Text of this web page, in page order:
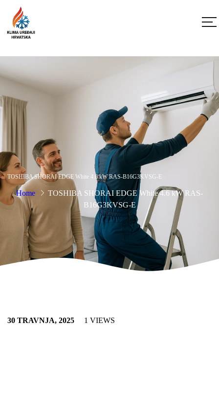
TOSHIBA SHORAI EDGE White 4.6 kW RAS-B16G3KVSG-E
Home
TOSHIBA SHORAI EDGE White 4.6 kW RAS-
B16G3KVSG-E
30 TRAVNJA, 2025 1 VIEWS